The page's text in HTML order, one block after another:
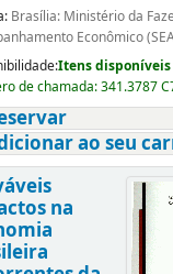
Brasília: Ministério da
Econômico
Itens
de chamada:341.3787
ao seu
na